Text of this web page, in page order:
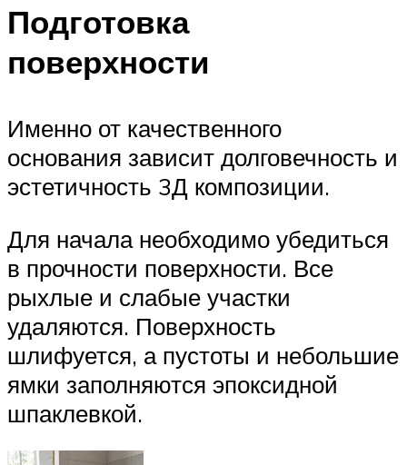
Подготовка
поверхности
Именно от качественного
основания зависит долговечность и
эстетичность 3Д композиции.
Для начала необходимо убедиться
в прочности поверхности. Все
рыхлые и слабые участки
удаляются. Поверхность
шлифуется, а пустоты и небольшие
ямки заполняются эпоксидной
шпаклевкой.